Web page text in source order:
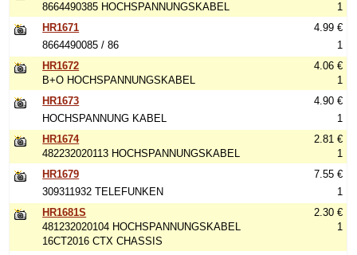
8664490385 HOCHSPANNUNGSKABEL
1
HR1671
8664490085 / 86
4.99 €
1
HR1672
B+O HOCHSPANNUNGSKABEL
4.06 €
1
HR1673
HOCHSPANNUNG KABEL
4.90 €
1
HR1674
482232020113 HOCHSPANNUNGSKABEL
2.81 €
1
HR1679
309311932 TELEFUNKEN
7.55 €
1
HR1681S
481232020104 HOCHSPANNUNGSKABEL
16CT2016 CTX CHASSIS
2.30 €
1